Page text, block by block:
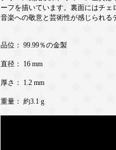
ーフを描いています。裏面にはチ
音楽への敬意と芸術性が感じられる
品位： 99.99％の金製
直径： 16 mm
厚さ： 1.2 mm
重量： 約3.1 g